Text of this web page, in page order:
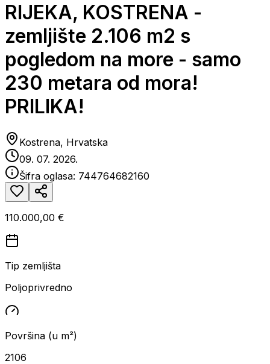
RIJEKA, KOSTRENA -
zemljište 2.106 m2 s
pogledom na more - samo
230 metara od mora!
PRILIKA!
Kostrena, Hrvatska
09. 07. 2026.
Šifra oglasa: 744764682160
110.000,00 €
Tip zemljišta
Poljoprivredno
Površina (u m²)
2106